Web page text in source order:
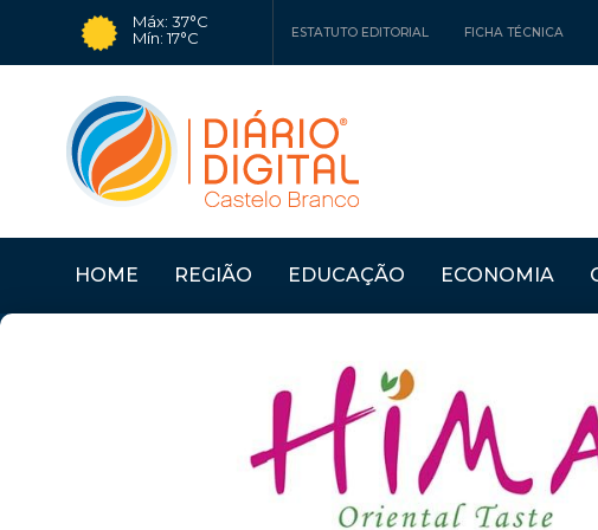
Máx: 37°C
Mín: 17°C
ESTATUTO EDITORIAL FICHA TÉCNICA
HOME REGIÃO EDUCAÇÃO ECONOMIA
SERTÃ: OFICINAS "CONTA E